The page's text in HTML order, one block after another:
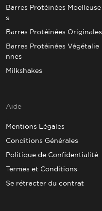
Barres Protéinées Moelleuse
s
Barres Protéinées Originales
Barres Protéinées Végétalie
nnes
Milkshakes
Aide
Mentions Légales
Conditions Générales
Politique de Confidentialité
Termes et Conditions
Se rétracter du contrat